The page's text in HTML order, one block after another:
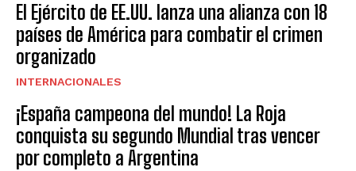
El Ejército de EE.UU. lanza una alianza con 18
países de América para combatir el crimen
organizado
INTERNACIONALES
¡España campeona del mundo! La Roja
conquista su segundo Mundial tras vencer
por completo a Argentina